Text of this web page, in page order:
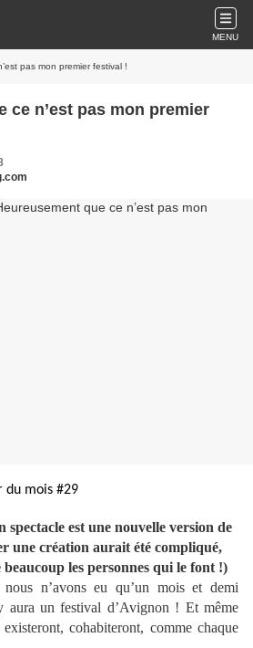
MENU
pas mon premier festival !
ce n’est pas mon premier
du mois #29
spectacle est une nouvelle version de
une création aurait été compliqué,
les personnes qui le font !)
n’avons eu qu’un mois et demi
un festival d’Avignon ! Et même
cohabiteront, comme chaque